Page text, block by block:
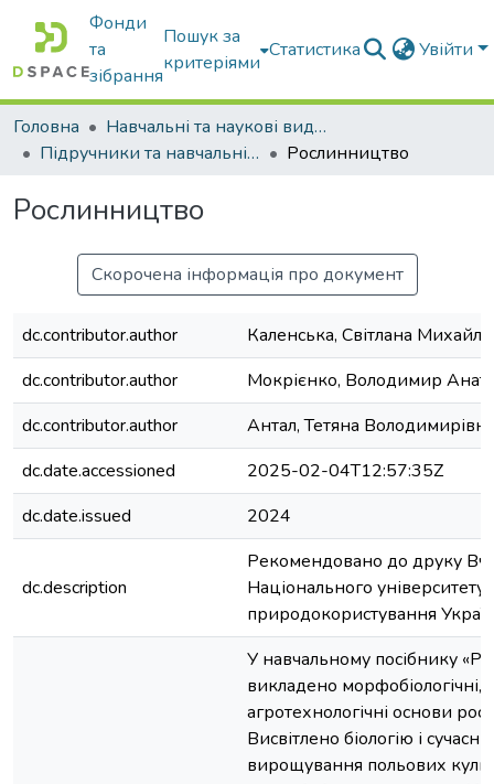
Фонди
та
зібрання
Пошук за
критеріями
Статистика Увійти
Головна
Навчальні та наукові видання
Підручники та навчальні посібники
Рослинництво
Рослинництво
Скорочена інформація про документ
dc.contributor.author
Каленська, Світлана
dc.contributor.author
Мокрієнко, Володимир
dc.contributor.author
Антал, Тетяна Володимирівна
dc.date.accessioned
2025-02-04T12:57:35Z
dc.date.issued
2024
dc.description
Рекомендовано до друку
Національного університету
природокористування
У навчальному посібнику
викладено морфобіологічні,
агротехнологічні основи
Висвітлено біологію і сучасні
вирощування польових